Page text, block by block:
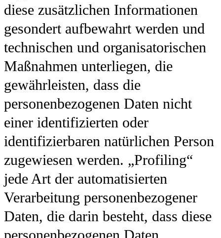
diese zusätzlichen Informationen
gesondert aufbewahrt werden und
technischen und organisatorischen
Maßnahmen unterliegen, die
gewährleisten, dass die
personenbezogenen Daten nicht
einer identifizierten oder
identifizierbaren natürlichen Person
zugewiesen werden. „Profiling“
jede Art der automatisierten
Verarbeitung personenbezogener
Daten, die darin besteht, dass diese